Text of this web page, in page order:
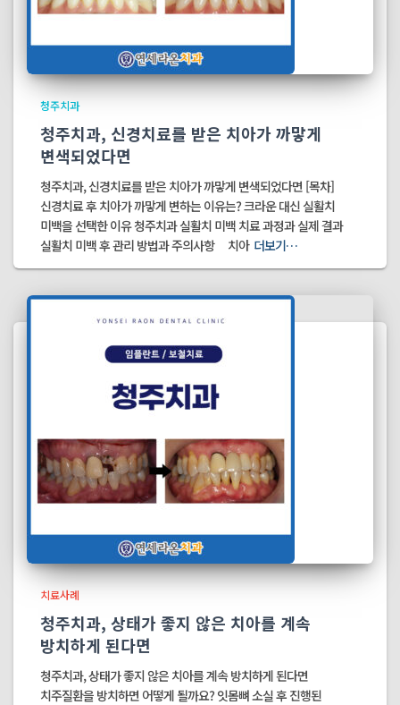
청주치과
청주치과, 신경치료를 받은 치아가 까맣게
변색되었다면
청주치과, 신경치료를 받은 치아가 까맣게 변색되었다면 [목차]
신경치료 후 치아가 까맣게 변하는 이유는? 크라운 대신 실활치
미백을 선택한 이유 청주치과 실활치 미백 치료 과정과 실제 결과
실활치 미백 후 관리 방법과 주의사항 치아 더보기…
치료사례
청주치과, 상태가 좋지 않은 치아를 계속
방치하게 된다면
청주치과, 상태가 좋지 않은 치아를 계속 방치하게 된다면
치주질환을 방치하면 어떻게 될까요? 잇몸뼈 소실 후 진행된